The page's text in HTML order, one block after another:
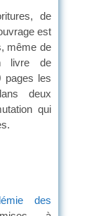
de
est
même de
livre de
pages les
deux
qui
des